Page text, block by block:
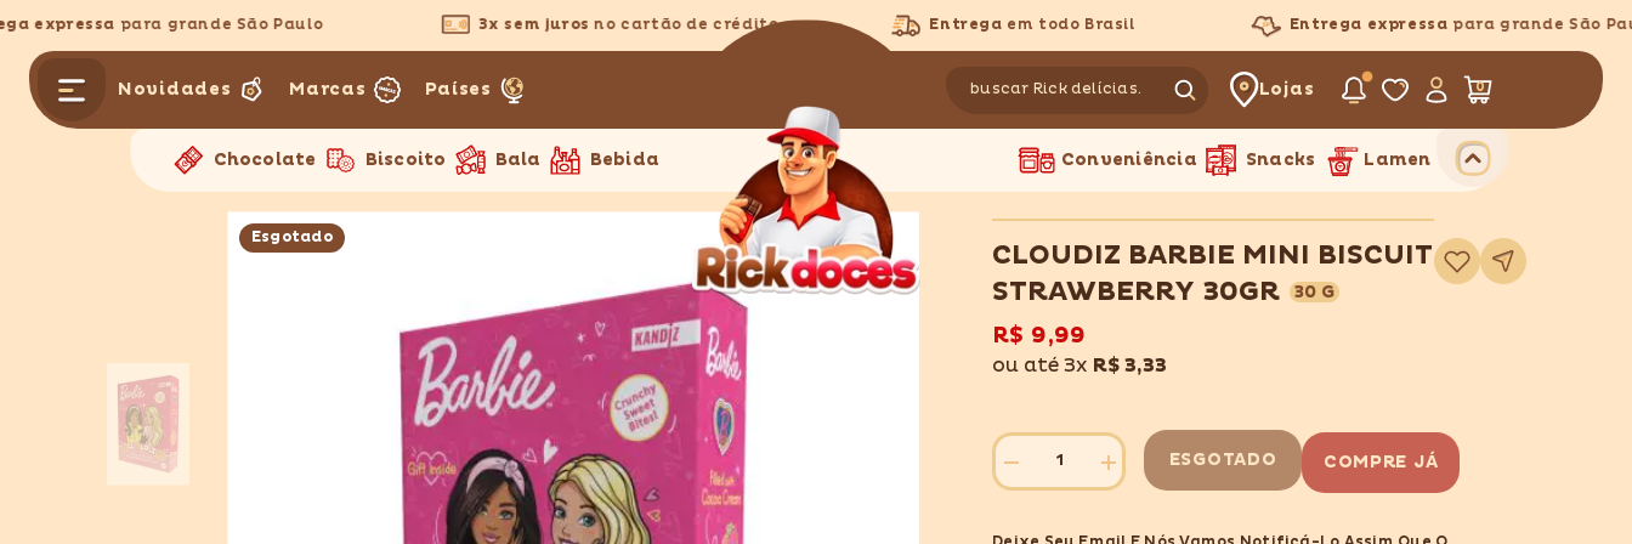
expressapara grande São Paulo 3x sem jurosno cartão de crédito Entregaem todo Brasil Entrega expressapara grande São Paulo
Novidades Marcas Países Lojas 00
Chocolate Biscoito Bala Bebida Conveniência Snacks Lamen
Esgotado
CLOUDIZ BARBIE MINI BISCUIT
STRAWBERRY 30GR
30 G
Adicionar
à
lista
R$ 9,99
ou até 3x R$ 3,33
Diminuir
quantidade
Aumentar
quantidade
ESGOTADO COMPRE JÁ